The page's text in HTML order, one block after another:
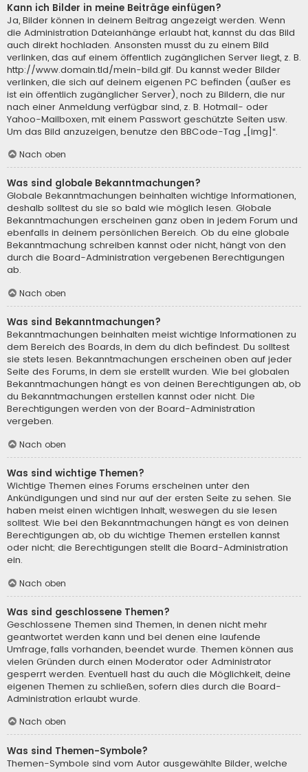
Kann ich Bilder in meine Beiträge einfügen?
Ja, Bilder können in deinem Beitrag angezeigt werden. Wenn
die Administration Dateianhänge erlaubt hat, kannst du das Bild
auch direkt hochladen. Ansonsten musst du zu einem Bild
verlinken, das auf einem öffentlich zugänglichen Server liegt, z. B.
http://www.domain.tld/mein-bild.gif. Du kannst weder Bilder
verlinken, die sich auf deinem eigenen PC befinden (außer es
ist ein öffentlich zugänglicher Server), noch zu Bildern, die nur
nach einer Anmeldung verfügbar sind, z. B. Hotmail- oder
Yahoo-Mailboxen, mit einem Passwort geschützte Seiten usw.
Um das Bild anzuzeigen, benutze den BBCode-Tag „[img]“.
Nach oben
Was sind globale Bekanntmachungen?
Globale Bekanntmachungen beinhalten wichtige Informationen,
deshalb solltest du sie so bald wie möglich lesen. Globale
Bekanntmachungen erscheinen ganz oben in jedem Forum und
ebenfalls in deinem persönlichen Bereich. Ob du eine globale
Bekanntmachung schreiben kannst oder nicht, hängt von den
durch die Board-Administration vergebenen Berechtigungen
ab.
Nach oben
Was sind Bekanntmachungen?
Bekanntmachungen beinhalten meist wichtige Informationen zu
dem Bereich des Boards, in dem du dich befindest. Du solltest
sie stets lesen. Bekanntmachungen erscheinen oben auf jeder
Seite des Forums, in dem sie erstellt wurden. Wie bei globalen
Bekanntmachungen hängt es von deinen Berechtigungen ab, ob
du Bekanntmachungen erstellen kannst oder nicht. Die
Berechtigungen werden von der Board-Administration
vergeben.
Nach oben
Was sind wichtige Themen?
Wichtige Themen eines Forums erscheinen unter den
Ankündigungen und sind nur auf der ersten Seite zu sehen. Sie
haben meist einen wichtigen Inhalt, weswegen du sie lesen
solltest. Wie bei den Bekanntmachungen hängt es von deinen
Berechtigungen ab, ob du wichtige Themen erstellen kannst
oder nicht; die Berechtigungen stellt die Board-Administration
ein.
Nach oben
Was sind geschlossene Themen?
Geschlossene Themen sind Themen, in denen nicht mehr
geantwortet werden kann und bei denen eine laufende
Umfrage, falls vorhanden, beendet wurde. Themen können aus
vielen Gründen durch einen Moderator oder Administrator
gesperrt werden. Eventuell hast du auch die Möglichkeit, deine
eigenen Themen zu schließen, sofern dies durch die Board-
Administration erlaubt wurde.
Nach oben
Was sind Themen-Symbole?
Themen-Symbole sind vom Autor ausgewählte Bilder, welche